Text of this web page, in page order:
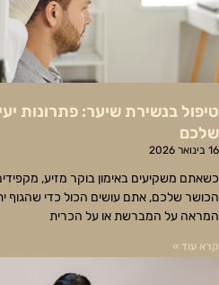
טיפול בנשירת שיער: פתרונות
שלכם
16 בינואר 2026
כשאתם משקיעים באימון בוקר מזיע,
הכושר שלכם, אתם עושים הכול כדי שהגוף
המראה על המברשת או על הכרית
קרא עוד »